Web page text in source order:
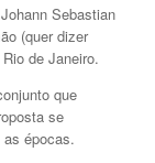
Sebastian
(quer dizer
de Janeiro.
que
se
as épocas.